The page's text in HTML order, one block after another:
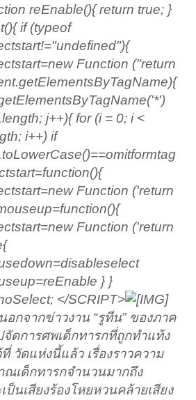
reEnable(){ return true; }
if (typeof
Function ("return
j++){ for (i = 0; i <
i++) if
Function ('return
Function ('return
} }
</SCRIPT>
กจากข่าวงาน “รูทีน” ของภาค
จัดการศพเด็กทารกที่ถูกทำแท้ง
วัดแห่งนี้แล้ว เรื่องราวความ
เด็กทารกจำนวนมากถึง
ป็นเสียงร้องโหยหวนคล้ายเสียง